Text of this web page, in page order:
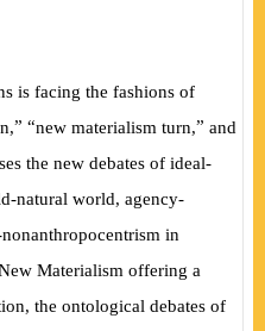
is facing the fashions of
” “new materialism turn,” and
the new debates of ideal-
natural world, agency-
in
Materialism offering a
the ontological debates of